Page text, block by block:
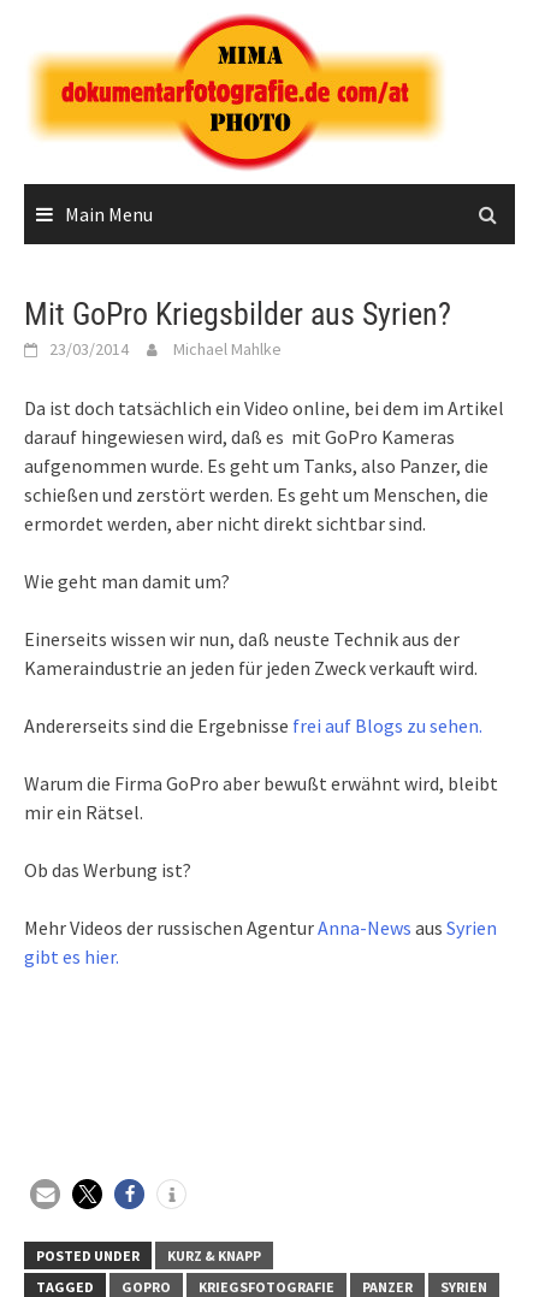
content
Main Menu
Mit GoPro Kriegsbilder aus Syrien?
23/03/2014 Michael Mahlke
Da ist doch tatsächlich ein Video online, bei dem im Artikel
darauf hingewiesen wird, daß es mit GoPro Kameras
aufgenommen wurde. Es geht um Tanks, also Panzer, die
schießen und zerstört werden. Es geht um Menschen, die
ermordet werden, aber nicht direkt sichtbar sind.
Wie geht man damit um?
Einerseits wissen wir nun, daß neuste Technik aus der
Kameraindustrie an jeden für jeden Zweck verkauft wird.
Andererseits sind die Ergebnisse frei auf Blogs zu sehen.
Warum die Firma GoPro aber bewußt erwähnt wird, bleibt
mir ein Rätsel.
Ob das Werbung ist?
Mehr Videos der russischen AgenturAnna-News aus Syrien
gibt es hier.
POSTED UNDER
KURZ & KNAPP
TAGGED
GOPRO KRIEGSFOTOGRAFIE PANZER
SYRIEN